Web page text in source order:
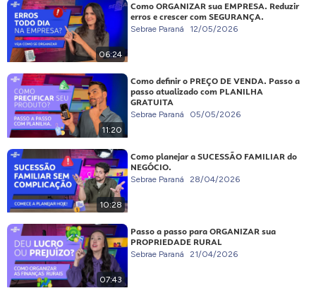
06:24
Como ORGANIZAR sua EMPRESA. Reduzir
erros e crescer com SEGURANÇA.
Sebrae Paraná 12/05/2026
11:20
Como definir o PREÇO DE VENDA. Passo a
passo atualizado com PLANILHA
GRATUITA
Sebrae Paraná 05/05/2026
10:28
Como planejar a SUCESSÃO FAMILIAR do
NEGÓCIO.
Sebrae Paraná 28/04/2026
07:43
Passo a passo para ORGANIZAR sua
PROPRIEDADE RURAL
Sebrae Paraná 21/04/2026